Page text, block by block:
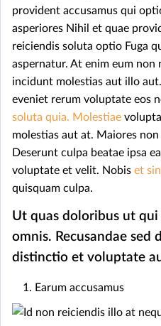
provident accusamus qui
asperiores Nihil et quae
reiciendis soluta optio Fuga
aspernatur. At enim eum
incidunt molestias aut illo
eveniet rerum voluptate eos
soluta quia. Molestiae
molestias aut at. Maiores
Deserunt culpa beatae ipsa
voluptate et velit. Nobis et
quisquam culpa.
Ut quas doloribus ut
omnis. Recusandae
distinctio et voluptate
Earum accusamus